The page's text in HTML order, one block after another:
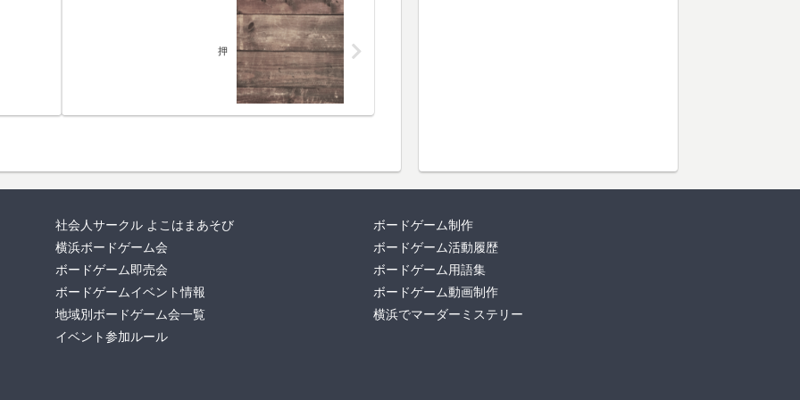
押
社会人サークル よこはまあそび
横浜ボードゲーム会
ボードゲーム即売会
ボードゲームイベント情報
地域別ボードゲーム会一覧
イベント参加ルール
ボードゲーム制作
ボードゲーム活動履歴
ボードゲーム用語集
ボードゲーム動画制作
横浜でマーダーミステリー